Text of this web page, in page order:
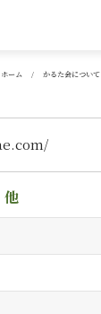
ホーム かるた会について
他